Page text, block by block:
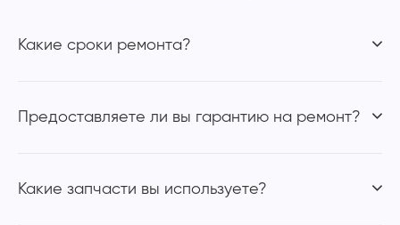
Какие сроки ремонта?
Предоставляете ли вы гарантию на ремонт?
Какие запчасти вы используете?